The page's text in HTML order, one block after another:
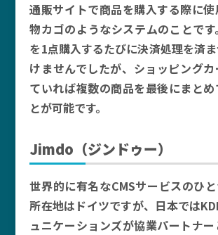
通販サイトで商品を購入する際に
物カゴのようなシステムのことで
を1点購入するたびに決済処理を済
けませんでしたが、ショッピング
ていれば複数の商品を最後にまと
とが可能です。
Jimdo（ジンドゥー）
世界的に有名なCMSサービスのひ
所在地はドイツですが、日本では
ュニケーションズが協業パートナ